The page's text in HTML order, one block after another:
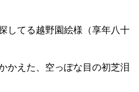
してる越野園絵様（享年八十
かえた、空っぽな目の初芝泪